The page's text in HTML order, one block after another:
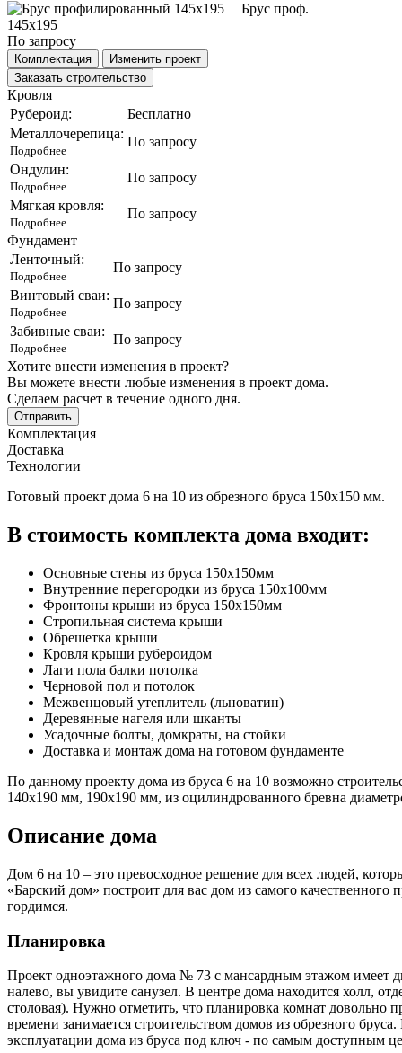
Брус проф.
145х195
По запросу
Комплектация
Изменить проект
Заказать строительство
Кровля
Рубероид:
Бесплатно
Металлочерепица:
Подробнее
По запросу
Ондулин:
Подробнее
По запросу
Мягкая кровля:
Подробнее
По запросу
Фундамент
Ленточный:
Подробнее
По запросу
Винтовый сваи:
Подробнее
По запросу
Забивные сваи:
Подробнее
По запросу
Хотите внести изменения в проект?
Вы можете внести любые изменения в проект дома.
Сделаем расчет в течение одного дня.
Отправить
Комплектация
Доставка
Технологии
Готовый проект дома 6 на 10 из обрезного бруса 150х150 мм.
В стоимость комплекта дома входит:
Основные стены из бруса 150х150мм
Внутренние перегородки из бруса 150х100мм
Фронтоны крыши из бруса 150х150мм
Стропильная система крыши
Обрешетка крыши
Кровля крыши рубероидом
Лаги пола балки потолка
Черновой пол и потолок
Межвенцовый утеплитель (льноватин)
Деревянные нагеля или шканты
Усадочные болты, домкраты, на стойки
Доставка и монтаж дома на готовом фундаменте
По данному проекту дома из бруса 6 на 10 возможно
140х190 мм, 190х190 мм, из оцилиндрованного бревна
Описание дома
Дом 6 на 10 – это превосходное решение для всех людей,
«Барский дом» построит для вас дом из самого
гордимся.
Планировка
Проект одноэтажного дома № 73 с мансардным этажом имеет
налево, вы увидите санузел. В центре дома находится холл,
столовая). Нужно отметить, что планировка комнат
времени занимается строительством домов из обрезного
эксплуатации дома из бруса под ключ - по самым доступным